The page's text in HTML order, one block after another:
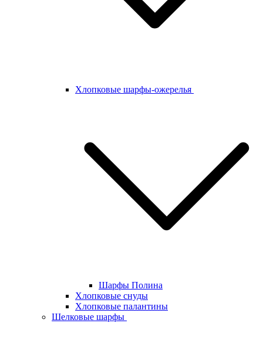
Хлопковые шарфы-ожерелья
Шарфы Полина
Хлопковые снуды
Хлопковые палантины
Шелковые шарфы